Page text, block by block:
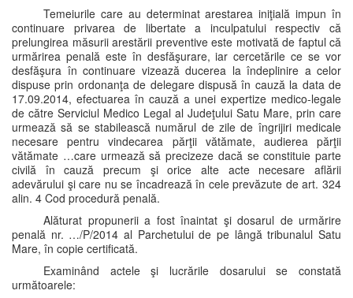
Temeiurile care au determinat arestarea iniţială impun în
continuare privarea de libertate a inculpatului respectiv că
prelungirea măsurii arestării preventive este motivată de faptul că
urmărirea penală este în desfăşurare, iar cercetările ce se vor
desfăşura în continuare vizează ducerea la îndeplinire a celor
dispuse prin ordonanţa de delegare dispusă în cauză la data de
17.09.2014, efectuarea în cauză a unei expertize medico-legale
de către Serviciul Medico Legal al Judeţului Satu Mare, prin care
urmează să se stabilească numărul de zile de îngrijiri medicale
necesare pentru vindecarea părţii vătămate, audierea părţii
vătămate …care urmează să precizeze dacă se constituie parte
civilă în cauză precum şi orice alte acte necesare aflării
adevărului şi care nu se încadrează în cele prevăzute de art. 324
alin. 4 Cod procedură penală.
Alăturat propunerii a fost înaintat şi dosarul de urmărire
penală nr. …/P/2014 al Parchetului de pe lângă tribunalul Satu
Mare, în copie certificată.
Examinând actele şi lucrările dosarului se constată
următoarele: